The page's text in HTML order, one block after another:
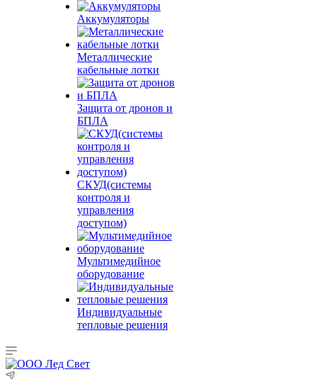
Аккумуляторы
Металлические
кабельные лотки
Защита от дронов и
БПЛА
СКУД(системы
контроля и
управления
доступом)
Мультимедийное
оборудование
Индивидуальные
тепловые решения